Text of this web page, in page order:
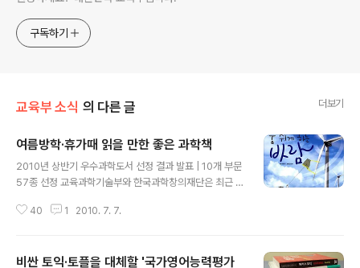
구독하기
교육부 소식 의 다른 글 더보기
여름방학·휴가때 읽을 만한 좋은 과학책
2010년 상반기 우수과학도서 선정 결과 발표 | 10개 부문
57종 선정 교육과학기술부와 한국과학창의재단은 최근 6
우수과학도서를 선정·발표하였습니다. 2010년 상반기 우
23종으로 각각 창작과 번역부문으로 나누어 선정되었으
40 1 2010. 7. 7.
비싼 토익·토플을 대체할 '국가영어능력평가